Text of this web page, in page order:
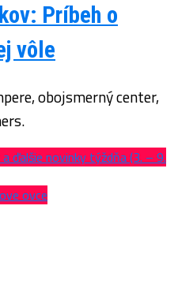
Príbeh o
vôle
obojsmerný center,
ďalšie novinky týždňa (3. – 9.
ovce